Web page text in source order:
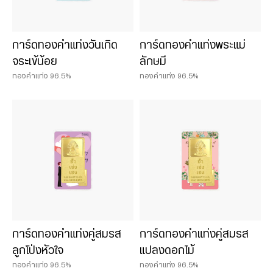
การ์ดทองคำแท่งวันเกิด
จระเข้น้อย
ทองคำแท่ง 96.5%
การ์ดทองคำแท่งพระแม่
ลักษมี
ทองคำแท่ง 96.5%
การ์ดทองคำแท่งคู่สมรส
ลูกโป่งหัวใจ
ทองคำแท่ง 96.5%
การ์ดทองคำแท่งคู่สมรส
แปลงดอกไม้
ทองคำแท่ง 96.5%